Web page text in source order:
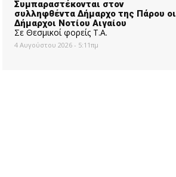
Συμπαραστέκονται στον
συλληφθέντα Δήμαρχο της Πάρου οι
Δήμαρχοι Νοτίου Αιγαίου
Σε Θεσμικοί φορείς Τ.Α.
4 Αυγούστου 2026 - 5:11πμ